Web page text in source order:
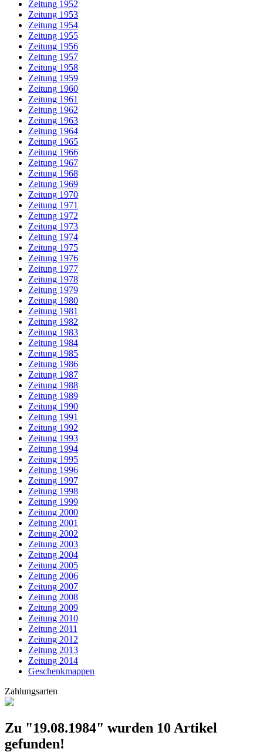
Zeitung 1952
Zeitung 1953
Zeitung 1954
Zeitung 1955
Zeitung 1956
Zeitung 1957
Zeitung 1958
Zeitung 1959
Zeitung 1960
Zeitung 1961
Zeitung 1962
Zeitung 1963
Zeitung 1964
Zeitung 1965
Zeitung 1966
Zeitung 1967
Zeitung 1968
Zeitung 1969
Zeitung 1970
Zeitung 1971
Zeitung 1972
Zeitung 1973
Zeitung 1974
Zeitung 1975
Zeitung 1976
Zeitung 1977
Zeitung 1978
Zeitung 1979
Zeitung 1980
Zeitung 1981
Zeitung 1982
Zeitung 1983
Zeitung 1984
Zeitung 1985
Zeitung 1986
Zeitung 1987
Zeitung 1988
Zeitung 1989
Zeitung 1990
Zeitung 1991
Zeitung 1992
Zeitung 1993
Zeitung 1994
Zeitung 1995
Zeitung 1996
Zeitung 1997
Zeitung 1998
Zeitung 1999
Zeitung 2000
Zeitung 2001
Zeitung 2002
Zeitung 2003
Zeitung 2004
Zeitung 2005
Zeitung 2006
Zeitung 2007
Zeitung 2008
Zeitung 2009
Zeitung 2010
Zeitung 2011
Zeitung 2012
Zeitung 2013
Zeitung 2014
Geschenkmappen
Zahlungsarten
Zu "19.08.1984" wurden 10 Artikel
gefunden!